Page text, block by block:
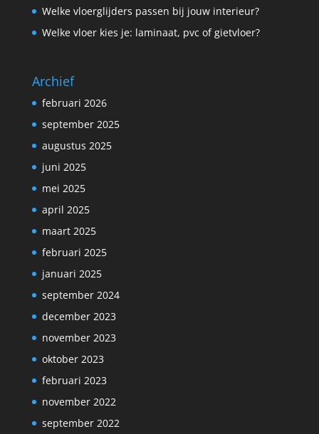
Welke vloerglijders passen bij jouw interieur?
Welke vloer kies je: laminaat, pvc of gietvloer?
Archief
februari 2026
september 2025
augustus 2025
juni 2025
mei 2025
april 2025
maart 2025
februari 2025
januari 2025
september 2024
december 2023
november 2023
oktober 2023
februari 2023
november 2022
september 2022